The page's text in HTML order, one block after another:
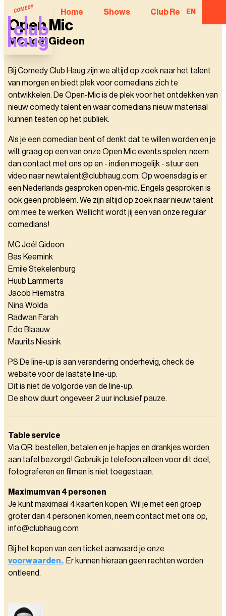
Home Shows Club Regulars
EN
Open Mic
MC Joël Gideon
Bij Comedy Club Haug zijn we altijd op zoek naar het talent
van morgen en biedt plek voor comedians zich te
ontwikkelen. De Open-Mic is de plek voor het ontdekken van
nieuw comedy talent en waar comedians nieuw materiaal
kunnen testen op het publiek.
Als je een comedian bent of denkt dat te willen worden en je
wilt graag op een van onze Open Mic events spelen, neem
dan contact met ons op en - indien mogelijk - stuur een
video naar newtalent@clubhaug.com. Op woensdag is er
een Nederlands gesproken open-mic. Engels gesproken is
ook geen probleem. We zijn altijd op zoek naar nieuw talent
om mee te werken. Wellicht wordt jij een van onze regular
comedians!
MC Joél Gideon
Bas Keemink
Emile Stekelenburg
Huub Lammerts
Jacob Hiemstra
Nina Wolda
Radwan Farah
Edo Blaauw
Maurits Niesink
PS De line-up is aan verandering onderhevig, check de
website voor de laatste line-up.
Dit is niet de volgorde van de line-up.
De show duurt ongeveer 2 uur inclusief pauze.
Table service
Via QR: bestellen, betalen en je hapjes en drankjes worden
aan tafel bezorgd! Gebruik je telefoon alleen voor dit doel,
fotograferen en filmen is niet toegestaan.
Maximum van 4 personen
Je kunt maximaal 4 kaarten kopen. Wil je met een groep
groter dan 4 personen komen, neem contact met ons op,
info@clubhaug.com
Bij het kopen van een ticket aanvaard je onze
voorwaarden.. Er kunnen hieraan geen rechten worden
ontleend.